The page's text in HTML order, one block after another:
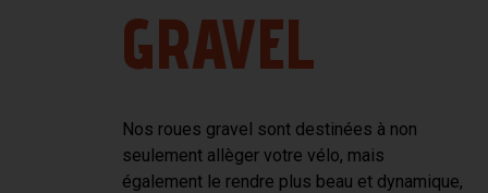
GRAVEL
Nos roues gravel sont destinées à non
seulement allèger votre vélo, mais
également le rendre plus beau et dynamique,